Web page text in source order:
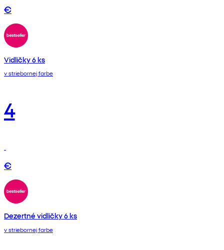
€
Vidličky 6 ks
v striebornej farbe
4
€
Dezertné vidličky 6 ks
v striebornej farbe